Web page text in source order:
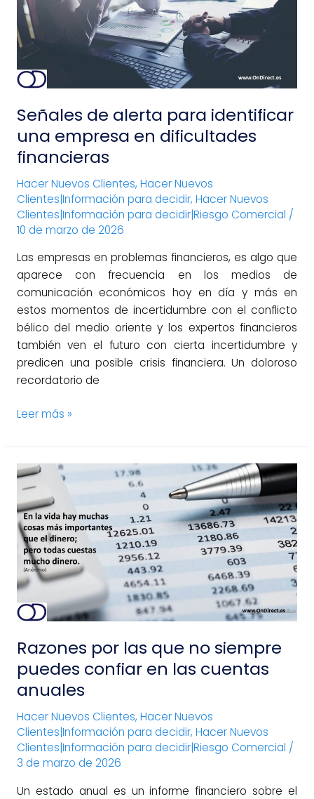
Señales de alerta para identificar
una empresa en dificultades
financieras
Hacer Nuevos Clientes, Hacer Nuevos
Clientes|Información para decidir, Hacer Nuevos
Clientes|Información para decidir|Riesgo Comercial /
10 de marzo de 2026
Las empresas en problemas financieros, es algo que
aparece con frecuencia en los medios de
comunicación económicos hoy en día y más en
estos momentos de incertidumbre con el conflicto
bélico del medio oriente y los expertos financieros
también ven el futuro con cierta incertidumbre y
predicen una posible crisis financiera. Un doloroso
recordatorio de
identificar
una
empresa
en
dificultades
Leer más »
Razones por las que no siempre
puedes confiar en las cuentas
anuales
Hacer Nuevos Clientes, Hacer Nuevos
Clientes|Información para decidir, Hacer Nuevos
Clientes|Información para decidir|Riesgo Comercial /
3 de marzo de 2026
Un estado anual es un informe financiero sobre el
Razones
por
las
que
no
siempre
puedes
confiar
en
cuentas
anuales